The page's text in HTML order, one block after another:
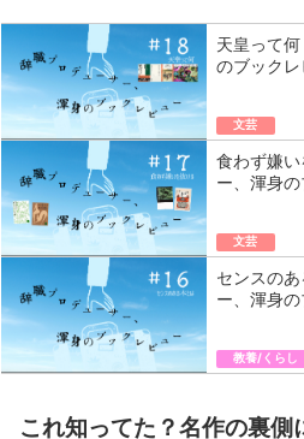
天皇って
のブック
文芸
食わず嫌
ー、渾身
文芸
センスの
ー、渾身
教養/くらし
これ知ってた？名作の裏側